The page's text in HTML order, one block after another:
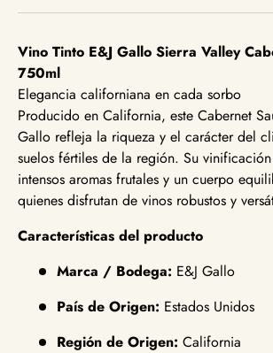
Vino Tinto E&J Gallo Sierra Valley
750ml
Elegancia californiana en cada sorbo
Producido en California, este Cabernet
Gallo refleja la riqueza y el carácter del
suelos fértiles de la región. Su
intensos aromas frutales y un cuerpo
quienes disfrutan de vinos robustos y
Características del producto
Marca / Bodega: E&J Gallo
País de Origen: Estados Unidos
Región de Origen: California